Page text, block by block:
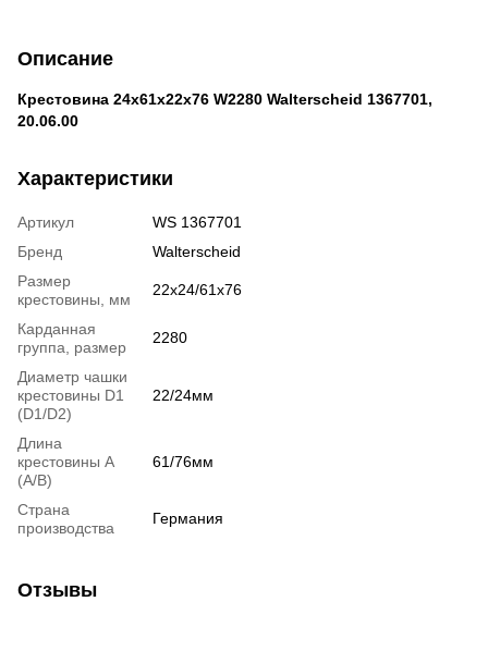
Описание
Крестовина 24x61x22x76 W2280 Walterscheid 1367701,
20.06.00
Характеристики
Артикул
WS 1367701
Бренд
Walterscheid
Размер
крестовины, мм
22х24/61х76
Карданная
группа, размер
2280
Диаметр чашки
крестовины D1
(D1/D2)
22/24мм
Длина
крестовины A
(A/B)
61/76мм
Страна
производства
Германия
Отзывы